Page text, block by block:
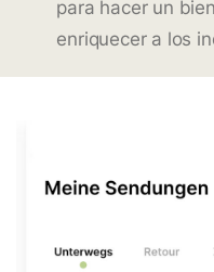
para hacer un
enriquecer a los